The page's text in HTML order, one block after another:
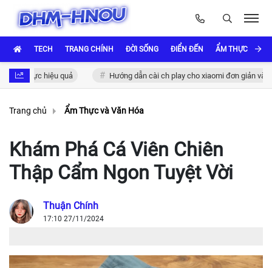
TECH TRANG CHÍNH ĐỜI SỐNG ĐIỂN ĐẾN ẨM THỰC VÀ
hiệu quả Hướng dẫn cài ch play cho xiaomi đơn giản và nhanh
Trang chủ Ẩm Thực và Văn Hóa
Khám Phá Cá Viên Chiên
Thập Cẩm Ngon Tuyệt Vời
Thuận Chính
17:10 27/11/2024